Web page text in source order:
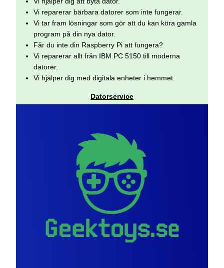
Vi reparerar bärbara datorer som inte fungerar.
Vi tar fram lösningar som gör att du kan köra gamla
program på din nya dator.
Får du inte din Raspberry Pi att fungera?
Vi reparerar allt från IBM PC 5150 till moderna
datorer.
Vi hjälper dig med digitala enheter i hemmet.
Datorservice